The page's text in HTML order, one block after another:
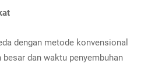
dengan metode konvensional
dan waktu penyembuhan